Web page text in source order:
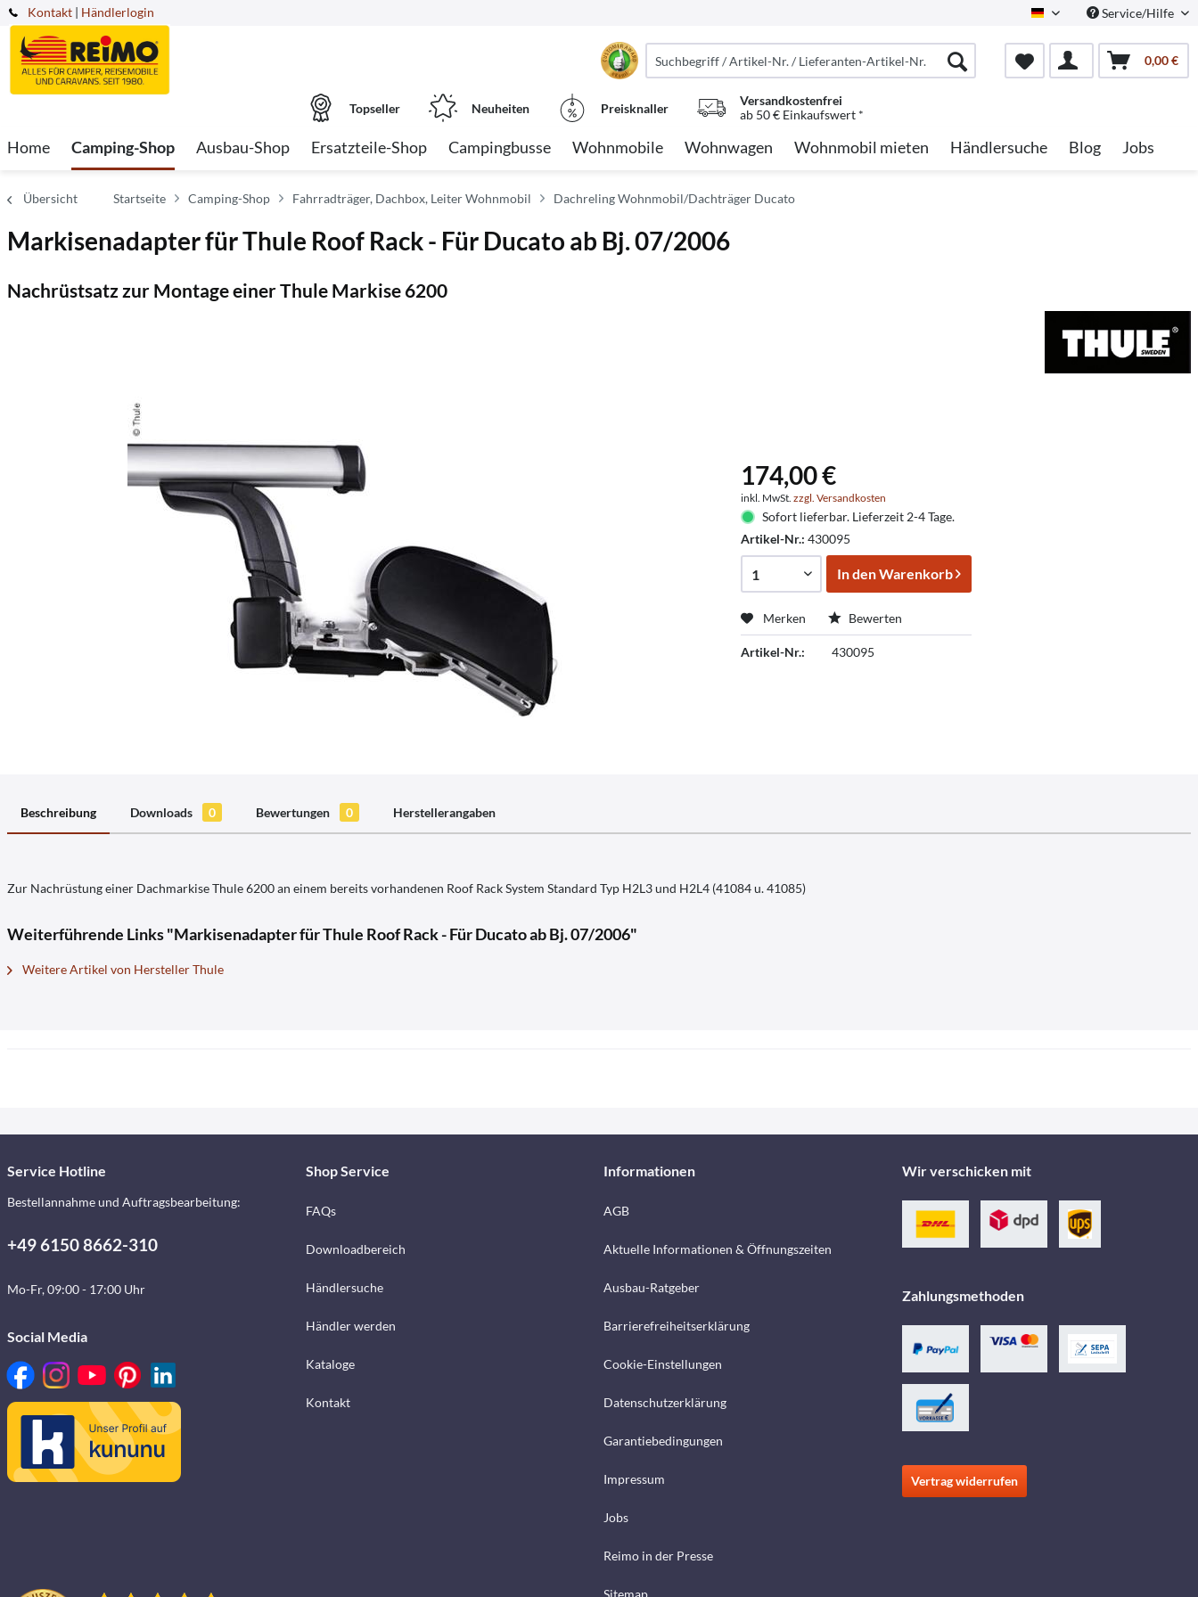
Kontakt German Service/Hilfe
| Händlerlogin
0,00 €
Topseller Neuheiten Preisknaller
Versandkostenfrei
ab 50 € Einkaufswert *
Home Camping-Shop Ausbau-Shop Ersatzteile-Shop Campingbusse Wohnmobile Wohnwagen Wohnmobil mieten Händlersuche Blog Jobs
Übersicht Startseite Camping-Shop Fahrradträger, Dachbox, Leiter Wohnmobil Dachreling Wohnmobil/Dachträger Ducato
Markisenadapter für Thule Roof Rack - Für Ducato ab Bj. 07/2006
Nachrüstsatz zur Montage einer Thule Markise 6200
174,00 €
inkl. MwSt.zzgl. Versandkosten
Sofort lieferbar. Lieferzeit 2-4 Tage.
Artikel-Nr.:430095
In denWarenkorb
Merken Bewerten
Artikel-Nr.: 430095
Beschreibung Downloads 0 Bewertungen 0 Herstellerangaben
Zur Nachrüstung einer Dachmarkise Thule 6200 an einem bereits vorhandenen Roof Rack System Standard Typ H2L3 und H2L4 (41084 u. 41085)
Weiterführende Links "Markisenadapter für Thule Roof Rack - Für Ducato ab Bj. 07/2006"
Weitere Artikel von Hersteller Thule
Service Hotline
Bestellannahme und Auftragsbearbeitung:
+49 6150 8662-310
Mo-Fr, 09:00 - 17:00 Uhr
Social Media
Shop Service
FAQs
Downloadbereich
Händlersuche
Händler werden
Kataloge
Kontakt
Informationen
AGB
Aktuelle Informationen & Öffnungszeiten
Ausbau-Ratgeber
Barrierefreiheitserklärung
Cookie-Einstellungen
Datenschutzerklärung
Garantiebedingungen
Impressum
Jobs
Reimo in der Presse
Sitemap
Wir verschicken mit
Zahlungsmethoden
Vertrag widerrufen